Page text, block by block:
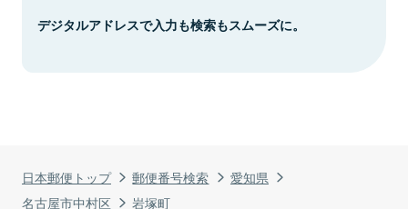
日本郵便トップ 郵便番号検索
愛知県
名古屋市中村区
岩塚町
デジタルアドレスで入力も検索もスムーズに。